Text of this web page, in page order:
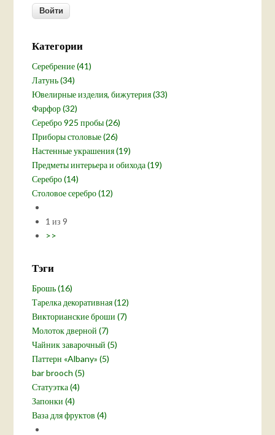
Категории
Серебрение (41)
Латунь (34)
Ювелирные изделия, бижутерия (33)
Фарфор (32)
Серебро 925 пробы (26)
Приборы столовые (26)
Настенные украшения (19)
Предметы интерьера и обихода (19)
Серебро (14)
Столовое серебро (12)
1 из 9
>>
Тэги
Брошь (16)
Тарелка декоративная (12)
Викторианские броши (7)
Молоток дверной (7)
Чайник заварочный (5)
Паттерн «Albany» (5)
bar brooch (5)
Статуэтка (4)
Запонки (4)
Ваза для фруктов (4)